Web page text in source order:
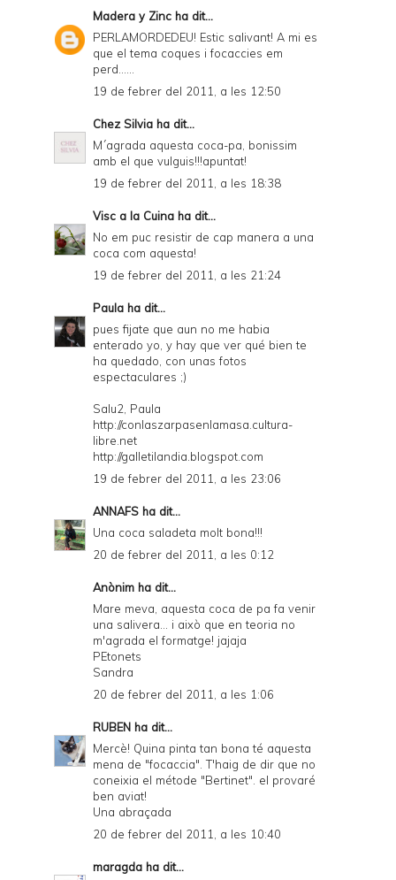
Madera y Zinc ha dit...
PERLAMORDEDEU! Estic salivant! A mi es
que el tema coques i focaccies em
perd......
19 de febrer del 2011, a les 12:50
Chez Silvia ha dit...
M´agrada aquesta coca-pa, bonissim
amb el que vulguis!!!apuntat!
19 de febrer del 2011, a les 18:38
Visc a la Cuina ha dit...
No em puc resistir de cap manera a una
coca com aquesta!
19 de febrer del 2011, a les 21:24
Paula ha dit...
pues fijate que aun no me habia
enterado yo, y hay que ver qué bien te
ha quedado, con unas fotos
espectaculares ;)
Salu2, Paula
http://conlaszarpasenlamasa.cultura-
libre.net
http://galletilandia.blogspot.com
19 de febrer del 2011, a les 23:06
ANNAFS ha dit...
Una coca saladeta molt bona!!!
20 de febrer del 2011, a les 0:12
Anònim ha dit...
Mare meva, aquesta coca de pa fa venir
una salivera... i això que en teoria no
m'agrada el formatge! jajaja
PEtonets
Sandra
20 de febrer del 2011, a les 1:06
RUBEN ha dit...
Mercè! Quina pinta tan bona té aquesta
mena de "focaccia". T'haig de dir que no
coneixia el métode "Bertinet". el provaré
ben aviat!
Una abraçada
20 de febrer del 2011, a les 10:40
maragda ha dit...